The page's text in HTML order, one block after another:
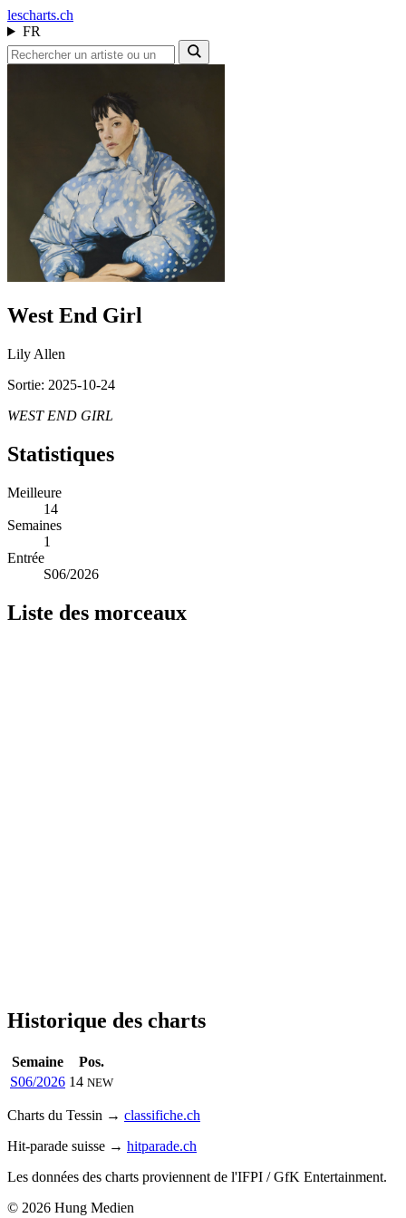
lescharts.ch
FR
West End Girl
Lily Allen
Sortie: 2025-10-24
WEST END GIRL
Statistiques
Meilleure
14
Semaines
1
Entrée
S06/2026
Liste des morceaux
Historique des charts
Semaine
Pos.
S06/2026 14 NEW
Charts du Tessin → classifiche.ch
Hit-parade suisse → hitparade.ch
Les données des charts proviennent de l'IFPI / GfK Entertainment.
© 2026 Hung Medien